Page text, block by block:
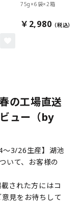
75g×6袋×2箱
￥2,980
の工場直送
ュー（by
～3/26生産】湖池
いて、お客様の
された方にはコ
見をお待ちして